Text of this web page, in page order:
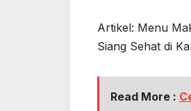
Artikel: Menu
Siang Sehat di
Read More :